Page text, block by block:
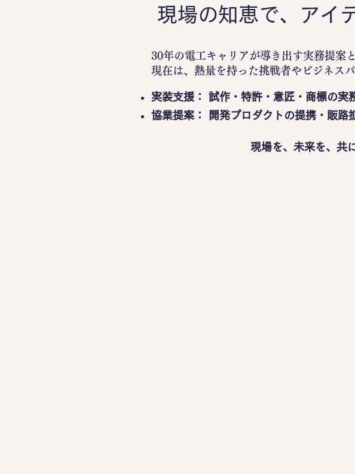
現場の知恵で、アイ
30年の電工キャリアが導き出す実務提案
現在は、熱量を持った挑戦者やビジネス
実装支援： 試作・特許・意匠・商標の実
協業提案： 開発プロダクトの提携・販路
現場を、未来を、共